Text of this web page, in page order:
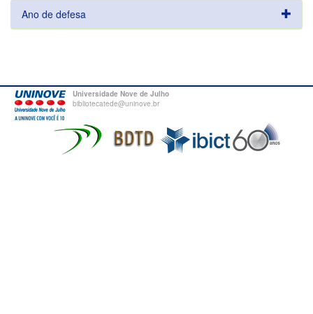
Ano de defesa
Universidade Nove de Julho
bibliotecatede@uninove.br